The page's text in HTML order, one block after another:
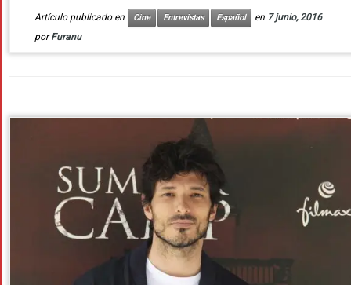
Artículo publicado en Cine Entrevistas Español en 7 junio, 2016
porFuranu